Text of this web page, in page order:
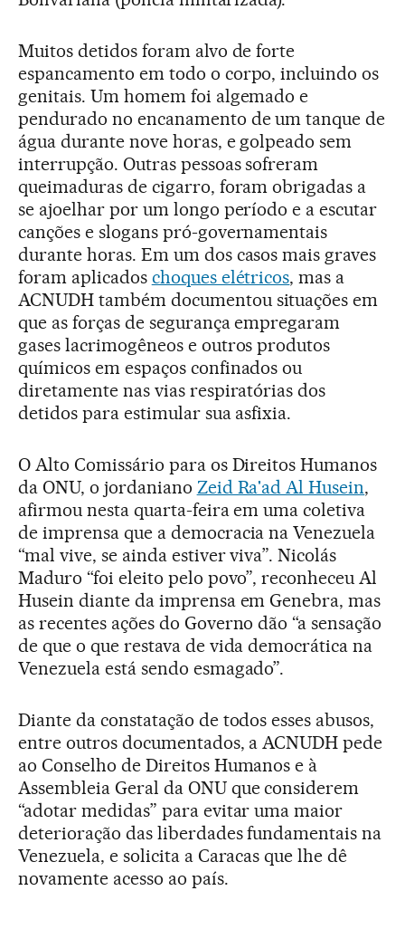
Muitos detidos foram alvo de forte
espancamento em todo o corpo, incluindo os
genitais. Um homem foi algemado e
pendurado no encanamento de um tanque de
água durante nove horas, e golpeado sem
interrupção. Outras pessoas sofreram
queimaduras de cigarro, foram obrigadas a
se ajoelhar por um longo período e a escutar
canções e slogans pró-governamentais
durante horas. Em um dos casos mais graves
foram aplicados choques elétricos, mas a
ACNUDH também documentou situações em
que as forças de segurança empregaram
gases lacrimogêneos e outros produtos
químicos em espaços confinados ou
diretamente nas vias respiratórias dos
detidos para estimular sua asfixia.
O Alto Comissário para os Direitos Humanos
da ONU, o jordaniano Zeid Ra'ad Al Husein,
afirmou nesta quarta-feira em uma coletiva
de imprensa que a democracia na Venezuela
“mal vive, se ainda estiver viva”. Nicolás
Maduro “foi eleito pelo povo”, reconheceu Al
Husein diante da imprensa em Genebra, mas
as recentes ações do Governo dão “a sensação
de que o que restava de vida democrática na
Venezuela está sendo esmagado”.
Diante da constatação de todos esses abusos,
entre outros documentados, a ACNUDH pede
ao Conselho de Direitos Humanos e à
Assembleia Geral da ONU que considerem
“adotar medidas” para evitar uma maior
deterioração das liberdades fundamentais na
Venezuela, e solicita a Caracas que lhe dê
novamente acesso ao país.